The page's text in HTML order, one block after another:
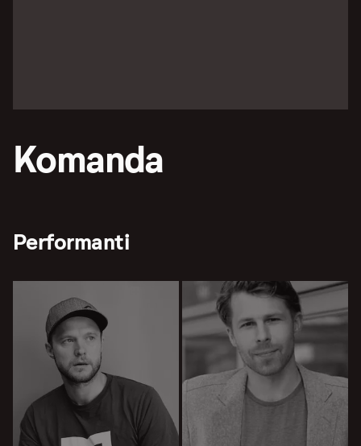
Komanda
Performanti